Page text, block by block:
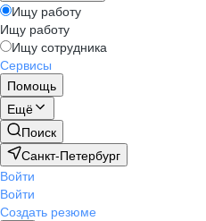
Ищу работу
Ищу работу
Ищу сотрудника
Сервисы
Помощь
Ещё
Поиск
Санкт-Петербург
Войти
Войти
Создать резюме